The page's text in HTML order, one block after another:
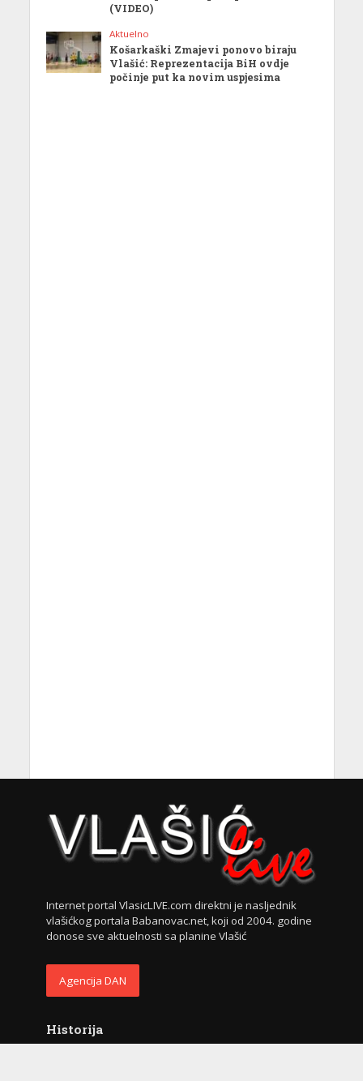
(VIDEO)
Aktuelno
Košarkaški Zmajevi ponovo biraju
Vlašić: Reprezentacija BiH ovdje
počinje put ka novim uspjesima
Internet portal VlasicLIVE.com direktni je nasljednik
vlašićkog portala Babanovac.net, koji od 2004. godine
donose sve aktuelnosti sa planine Vlašić
Agencija DAN
Historija